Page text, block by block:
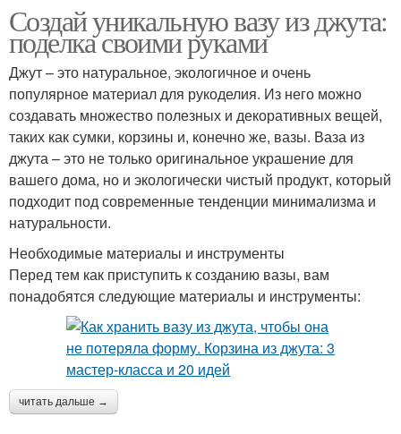
Создай уникальную вазу из джута:
поделка своими руками
Джут – это натуральное, экологичное и очень
популярное материал для рукоделия. Из него можно
создавать множество полезных и декоративных вещей,
таких как сумки, корзины и, конечно же, вазы. Ваза из
джута – это не только оригинальное украшение для
вашего дома, но и экологически чистый продукт, который
подходит под современные тенденции минимализма и
натуральности.
Необходимые материалы и инструменты
Перед тем как приступить к созданию вазы, вам
понадобятся следующие материалы и инструменты:
читать дальше →